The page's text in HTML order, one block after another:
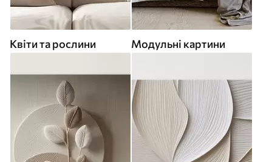
Квіти та рослини Модульні картини